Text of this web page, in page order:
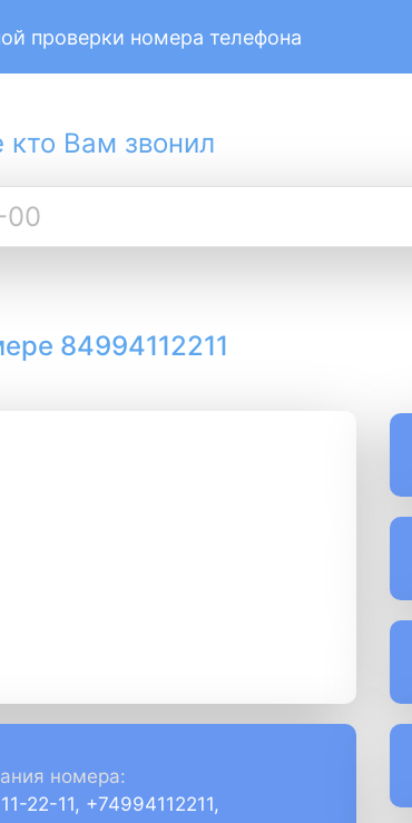
проверки номера телефона
кто Вам звонил
84994112211
номера:
22-11, +74994112211,